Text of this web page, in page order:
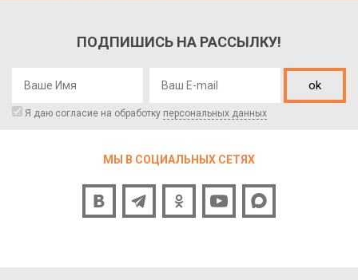
ПОДПИШИСЬ НА РАССЫЛКУ!
ok
Я даю согласие на обработку персональных данных
МЫ В СОЦИАЛЬНЫХ СЕТЯХ